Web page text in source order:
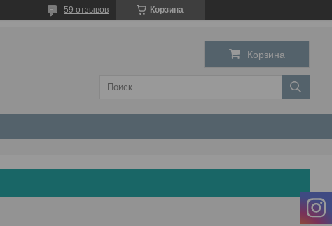
Корзина
59 отзывов
Корзина